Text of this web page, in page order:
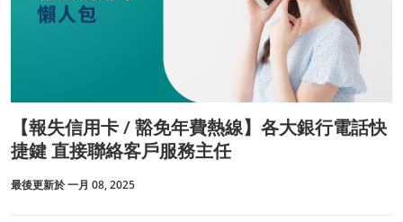
【報失信用卡 / 豁免年費熱線】各大銀行電話快
捷鍵 直接聯絡客戶服務主任
最後更新於 一月 08, 2025